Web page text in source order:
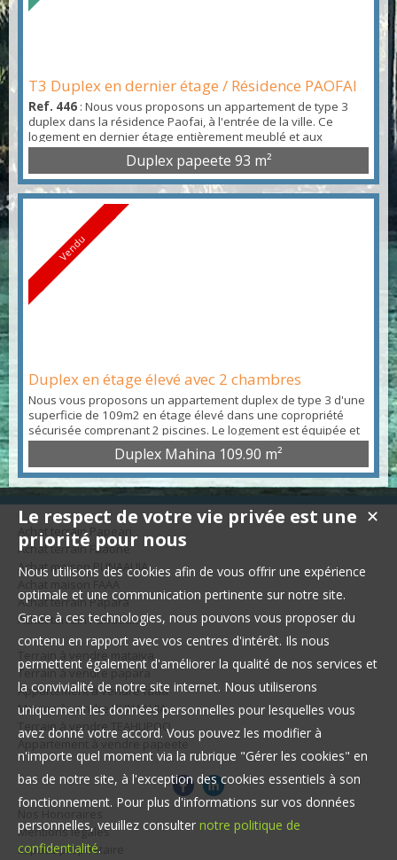
T3 Duplex en dernier étage / Résidence PAOFAI
Ref. 446 : Nous vous proposons un appartement de type 3
duplex dans la résidence Paofai, à l'entrée de la ville. Ce
logement en dernier étage entièrement meublé et aux
prestations de qualité a été rénové en 2022. Il présente une
pièce à vivre climatisée de 38m2 donnant sur une terrasse
(store électrique) avec vue sur la rade de Papeete et Moorea.
L'étage comprend 2 grandes chambres climatisées av...
Duplex papeete 93 m²
Vendu
Duplex en étage élevé avec 2 chambres
Nous vous proposons un appartement duplex de type 3 d'une
superficie de 109m2 en étage élevé dans une copropriété
sécurisée comprenant 2 piscines. Le logement est équipée et
de nombreux aménagements ont été effectué récemment. Il a
l'avantage d'avoir aussi 2 places de stationnement.
Duplex Mahina 109.90 m²
Achat terrain Papeari
Achat terrain Faaone
Achat maison PUNAAUIA
Achat terrain Papara
Achat terrain Punaauia
Terrain à vendre mataiva
Terrain à vendre papara
Appartement à vendre faaa
Maison à vendre PUNAAUIA
Terrain à vendre TEAHUPOO
Mentions légales
Espace propriétaire
✕
Le respect de votre vie privée est une
priorité pour nous
Nous utilisons des cookies afin de vous offrir une expérience
optimale et une communication pertinente sur notre site.
Grace à ces technologies, nous pouvons vous proposer du
contenu en rapport avec vos centres d'intérêt. Ils nous
permettent également d'améliorer la qualité de nos services et
la convivialité de notre site internet. Nous utiliserons
uniquement les données personnelles pour lesquelles vous
avez donné votre accord. Vous pouvez les modifier à
n'importe quel moment via la rubrique "Gérer les cookies" en
bas de notre site, à l'exception des cookies essentiels à son
fonctionnement. Pour plus d'informations sur vos données
personnelles, veuillez consulter notre politique de
confidentialité.